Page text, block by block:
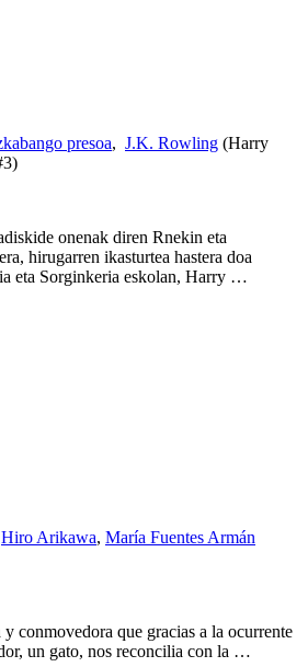
presoa, J.K. Rowling (Harry
onenak diren Rnekin eta
hirugarren ikasturtea hastera doa
eta Sorginkeria eskolan, Harry …
Hiro Arikawa, María Fuentes Armán
conmovedora que gracias a la ocurrente
un gato, nos reconcilia con la …